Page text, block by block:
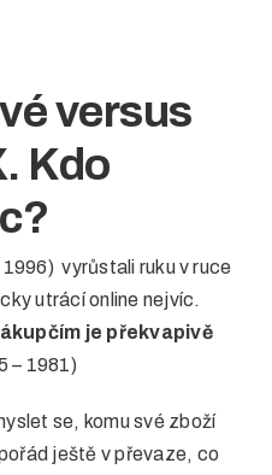
versus
Kdo
vyrůstali ruku v ruce
utrácí online nejvíc.
je překvapivě
– 1981)
se, komu své zboží
ještě v převaze, co